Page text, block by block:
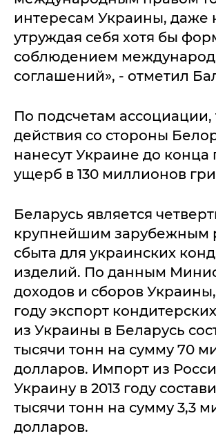
интересам Украины, даже
утруждая себя хотя бы
соблюдением
соглашений», - отметил
По подсчетам ассоциации,
действия со стороны
нанесут Украине до конца
ущерб в 130 миллионов
Беларусь является
крупнейшим зарубежным
сбыта для украинских
изделий. По данным
доходов и сборов Украины,
году экспорт
из Украины в Беларусь
тысячи тонн на сумму 70
долларов. Импорт из
Украину в 2013 году
тысячи тонн на сумму 3,3
долларов.